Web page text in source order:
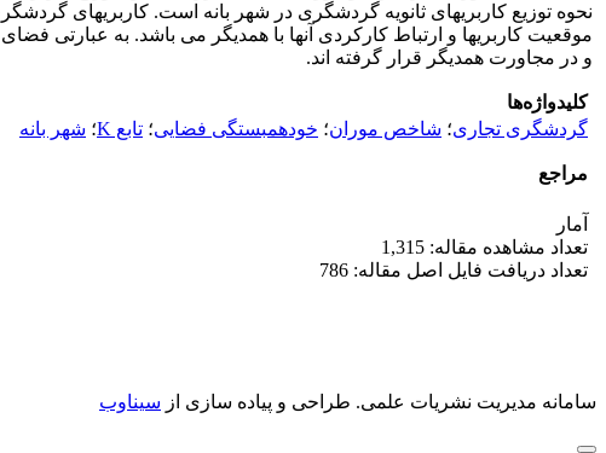
نحوه توزیع کاربریهای ثانویه گردشگری در شهر بانه است. کاربریهای
موقعیت کاربریها و ارتباط کارکردی آنها با همدیگر می باشد. به
و در مجاورت همدیگر قرار گرفته اند.
کلیدواژه‌ها
گردشگری تجاری؛ شاخص موران؛ خودهمبستگی فضایی؛ تابع K ؛ شهر بانه
مراجع
آمار
تعداد مشاهده مقاله: 1,315
تعداد دریافت فایل اصل مقاله: 786
سامانه مدیریت نشریات علمی. طراحی و پیاده سازی از سیناوب